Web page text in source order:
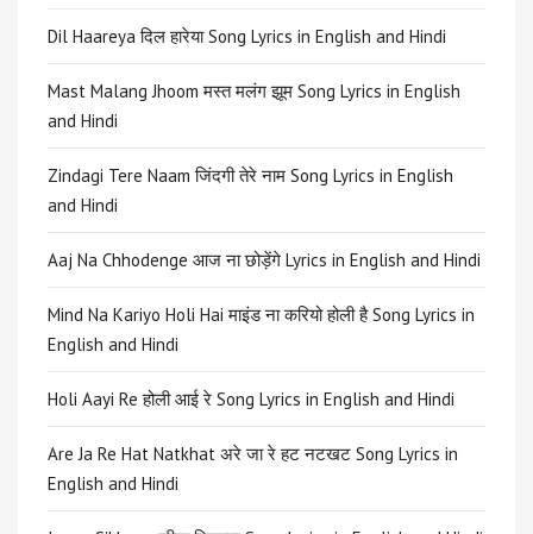
Dil Haareya दिल हारेया Song Lyrics in English and Hindi
Mast Malang Jhoom मस्त मलंग झूम Song Lyrics in English
and Hindi
Zindagi Tere Naam जिंदगी तेरे नाम Song Lyrics in English
and Hindi
Aaj Na Chhodenge आज ना छोड़ेंगे Lyrics in English and Hindi
Mind Na Kariyo Holi Hai माइंड ना करियो होली है Song Lyrics in
English and Hindi
Holi Aayi Re होली आई रे Song Lyrics in English and Hindi
Are Ja Re Hat Natkhat अरे जा रे हट नटखट Song Lyrics in
English and Hindi